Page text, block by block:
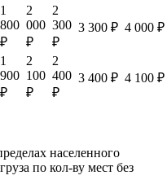
1
800
₽
2
000
₽
2
300
₽
3 300 ₽ 4 000 ₽
1
900
₽
2
100
₽
2
400
₽
3 400 ₽ 4 100 ₽
населенного
по кол-ву мест без